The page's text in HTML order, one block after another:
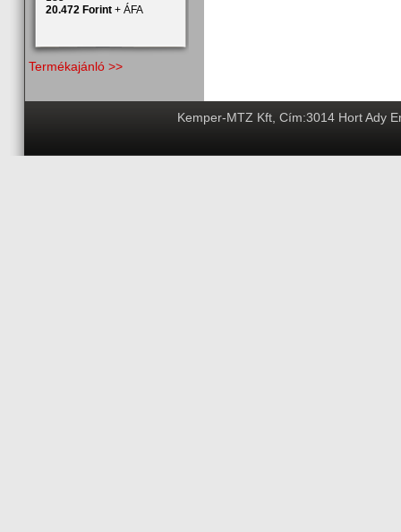
20.472 Forint + ÁFA
Termékajánló >>
Kemper-MTZ Kft, Cím:3014 Hort Ady